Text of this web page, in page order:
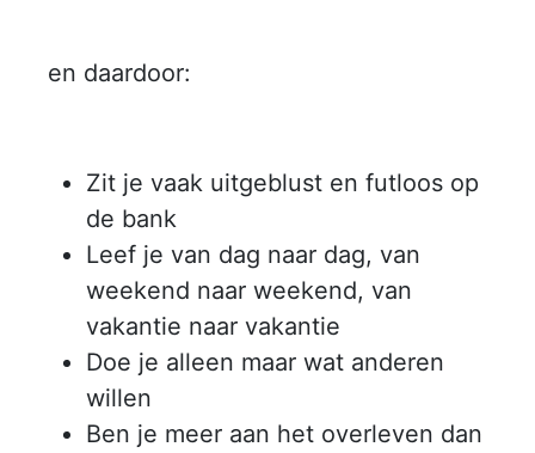
en daardoor:
Zit je vaak uitgeblust en futloos op
de bank
Leef je van dag naar dag, van
weekend naar weekend, van
vakantie naar vakantie
Doe je alleen maar wat anderen
willen
Ben je meer aan het overleven dan